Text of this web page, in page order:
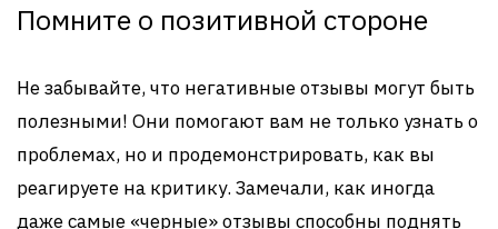
Помните о позитивной стороне
Не забывайте, что негативные отзывы могут быть
полезными! Они помогают вам не только узнать о
проблемах, но и продемонстрировать, как вы
реагируете на критику. Замечали, как иногда
даже самые «черные» отзывы способны поднять